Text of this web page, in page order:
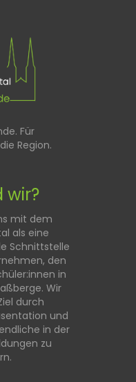
Für
Region.
wir?
mit dem
als eine
Schnittstelle
den
in
Wir
durch
und
in der
zu